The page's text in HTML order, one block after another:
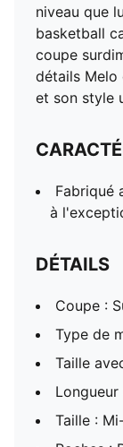
niveau que
basketball
coupe
détails Melo
et son style
Fabriqué
à
DÉTAILS
Coupe :
Type de
Taille
Taille :